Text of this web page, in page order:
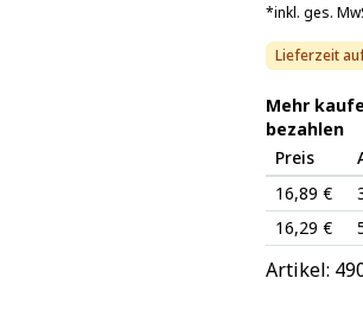
*inkl. ges.
Lieferzeit
Mehr
bezahlen
Preis
16,89 €
16,29 €
Artikel: